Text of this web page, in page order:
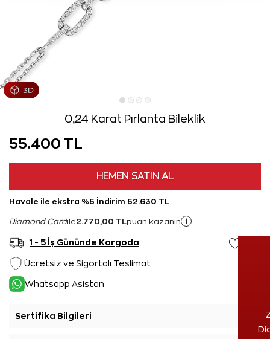
0,24 Karat Pırlanta Bileklik
55.400 TL
HEMEN SATIN AL
Havale ile ekstra %5 İndirim 52.630 TL
Diamond Cardile2.770,00 TL puan kazanın i
1 - 5 İş Gününde Kargoda
Ücretsiz ve Sigortalı Teslimat
Whatsapp Asistan
Sertifika Bilgileri